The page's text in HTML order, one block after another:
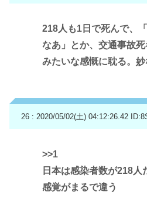
218人も1日で死んで、
なあ」とか、交通事故死
みたいな感慨に耽る。妙
26 : 2020/05/02(土) 04:12:26.42
>>1
日本は感染者数が218人
感覚がまるで違う